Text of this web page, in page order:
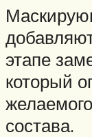
этапе
который
состава.